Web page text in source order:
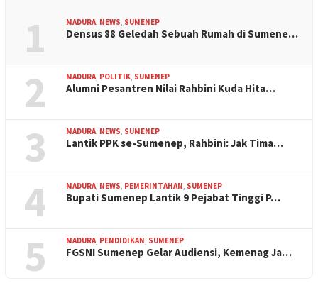
1 MADURA, NEWS, SUMENEP
Densus 88 Geledah Sebuah Rumah di Sumene…
2 MADURA, POLITIK, SUMENEP
Alumni Pesantren Nilai Rahbini Kuda Hita…
3 MADURA, NEWS, SUMENEP
Lantik PPK se-Sumenep, Rahbini: Jak Tima…
4 MADURA, NEWS, PEMERINTAHAN, SUMENEP
Bupati Sumenep Lantik 9 Pejabat Tinggi P…
5 MADURA, PENDIDIKAN, SUMENEP
FGSNI Sumenep Gelar Audiensi, Kemenag Ja…